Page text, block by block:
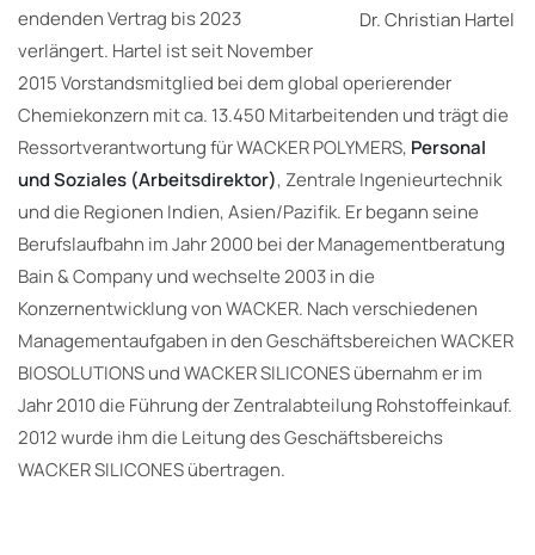
Dr. Christian Hartel
endenden Vertrag bis 2023
verlängert. Hartel ist seit November
2015 Vorstandsmitglied bei dem global operierender
Chemiekonzern mit ca. 13.450 Mitarbeitenden und trägt die
Ressortverantwortung für WACKER POLYMERS, Personal
und Soziales (Arbeitsdirektor), Zentrale Ingenieurtechnik
und die Regionen Indien, Asien/Pazifik. Er begann seine
Berufslaufbahn im Jahr 2000 bei der Managementberatung
Bain & Company und wechselte 2003 in die
Konzernentwicklung von WACKER. Nach verschiedenen
Managementaufgaben in den Geschäftsbereichen WACKER
BIOSOLUTIONS und WACKER SILICONES übernahm er im
Jahr 2010 die Führung der Zentralabteilung Rohstoffeinkauf.
2012 wurde ihm die Leitung des Geschäftsbereichs
WACKER SILICONES übertragen.